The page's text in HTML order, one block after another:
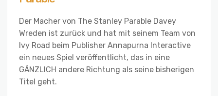
Der Macher von The Stanley Parable Davey
Wreden ist zurück und hat mit seinem Team von
Ivy Road beim Publisher Annapurna Interactive
ein neues Spiel veröffentlicht, das in eine
GÄNZLICH andere Richtung als seine bisherigen
Titel geht.